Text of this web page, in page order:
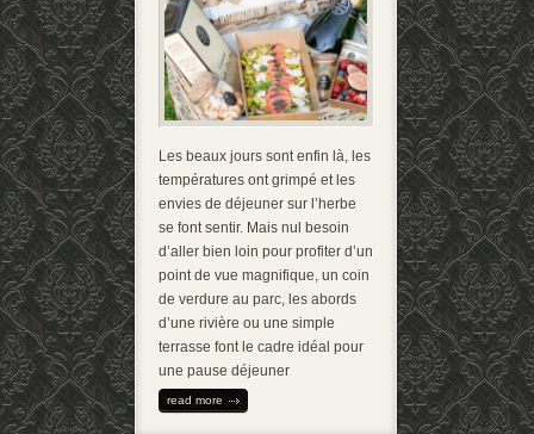
Les beaux jours sont enfin là, les
températures ont grimpé et les
envies de déjeuner sur l’herbe
se font sentir. Mais nul besoin
d’aller bien loin pour profiter d’un
point de vue magnifique, un coin
de verdure au parc, les abords
d’une rivière ou une simple
terrasse font le cadre idéal pour
une pause déjeuner
read more